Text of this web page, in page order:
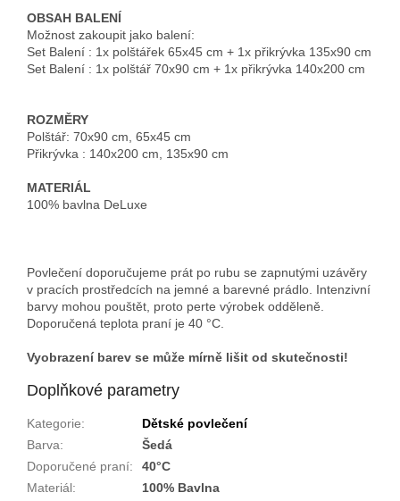
OBSAH BALENÍ
Možnost zakoupit jako balení:
Set Balení : 1x polštářek 65x45 cm + 1x přikrývka 135x90 cm
Set Balení : 1x polštář 70x90 cm + 1x přikrývka 140x200 cm
ROZMĚRY
Polštář: 70x90 cm, 65x45 cm
Přikrývka : 140x200 cm, 135x90 cm
MATERIÁL
100% bavlna DeLuxe
Povlečení doporučujeme prát po rubu se zapnutými uzávěry
v pracích prostředcích na jemné a barevné prádlo. Intenzivní
barvy mohou pouštět, proto perte výrobek odděleně.
Doporučená teplota praní je 40 °C.
Vyobrazení barev se může mírně lišit od skutečnosti!
Doplňkové parametry
Kategorie:
Dětské povlečení
Barva:
Šedá
Doporučené praní:
40°C
Materiál:
100% Bavlna